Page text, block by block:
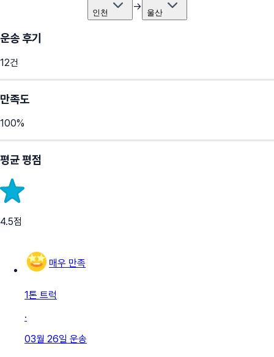
인천 → 울산
운송 후기
12건
만족도
100%
평균 평점
4.5점
매우 만족
1톤 트럭
·
03월 26일 운송